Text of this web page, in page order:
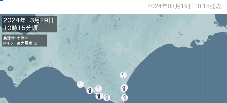
2024年03月19日10:18発表